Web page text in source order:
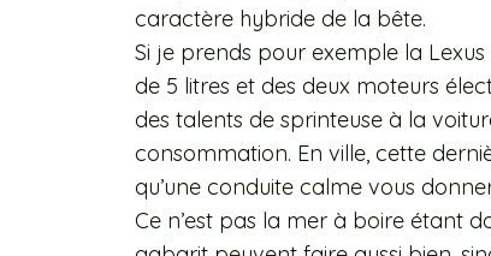
caractère hybride de la bête.
Si je prends pour exemple la
de 5 litres et des deux moteurs
des talents de sprinteuse à la
consommation. En ville, cette
qu’une conduite calme vous
Ce n’est pas la mer à boire étant